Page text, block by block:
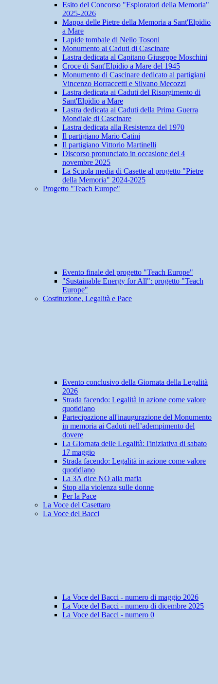
Esito del Concorso "Esploratori della Memoria"
2025-2026
Mappa delle Pietre della Memoria a Sant'Elpidio
a Mare
Lapide tombale di Nello Tosoni
Monumento ai Caduti di Cascinare
Lastra dedicata al Capitano Giuseppe Moschini
Croce di Sant'Elpidio a Mare del 1945
Monumento di Cascinare dedicato ai partigiani
Vincenzo Borraccetti e Silvano Mecozzi
Lastra dedicata ai Caduti del Risorgimento di
Sant'Elpidio a Mare
Lastra dedicata ai Caduti della Prima Guerra
Mondiale di Cascinare
Lastra dedicata alla Resistenza del 1970
Il partigiano Mario Catini
Il partigiano Vittorio Martinelli
Discorso pronunciato in occasione del 4
novembre 2025
La Scuola media di Casette al progetto "Pietre
della Memoria" 2024-2025
Progetto "Teach Europe"
Evento finale del progetto "Teach Europe"
"Sustainable Energy for All": progetto "Teach
Europe"
Costituzione, Legalità e Pace
Evento conclusivo della Giornata della Legalità
2026
Strada facendo: Legalità in azione come valore
quotidiano
Partecipazione all'inaugurazione del Monumento
in memoria ai Caduti nell’adempimento del
dovere
La Giornata delle Legalità: l'iniziativa di sabato
17 maggio
Strada facendo: Legalità in azione come valore
quotidiano
La 3A dice NO alla mafia
Stop alla violenza sulle donne
Per la Pace
La Voce del Casettaro
La Voce del Bacci
La Voce del Bacci - numero di maggio 2026
La Voce del Bacci - numero di dicembre 2025
La Voce del Bacci - numero 0